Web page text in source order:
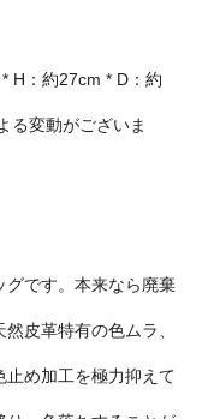
H：約27cm * D：約
る変動がございま
グです。本来なら廃棄
皮革特有の色ムラ、
止め加工を極力抑えて